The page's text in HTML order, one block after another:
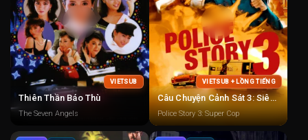
VIETSUB
Thiên Thần Báo Thù
The Seven Angels
VIETSUB + LỒNG TIẾNG
Câu Chuyện Cảnh Sát 3: Siêu Cảnh Sát
Police Story 3: Super Cop